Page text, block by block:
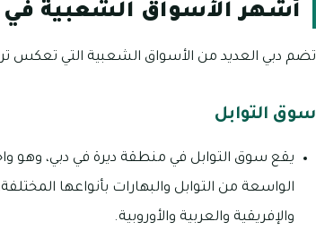
أشهر الأسواق الشعبية في
تضم دبي العديد من الأسواق الشعبية التي تعكس
سوق التوابل
يقع سوق التوابل في منطقة ديرة في دبي، وهو
الواسعة من التوابل والبهارات بأنواعها
والإفريقية والعربية والأوروبية.